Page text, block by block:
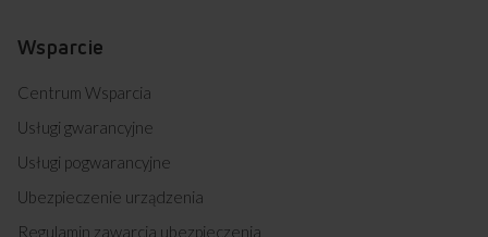
Wsparcie
Centrum Wsparcia
Usługi gwarancyjne
Usługi pogwarancyjne
Ubezpieczenie urządzenia
Regulamin zawarcia ubezpieczenia